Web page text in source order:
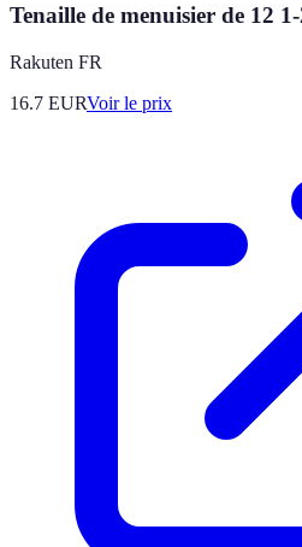
Tenaille de menuisier de 12
Rakuten FR
16.7 EURVoir le prix